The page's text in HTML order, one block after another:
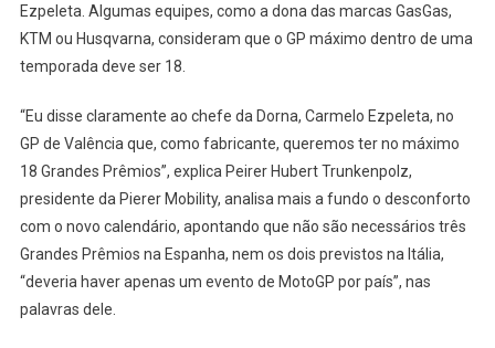
Ezpeleta. Algumas equipes, como a dona das marcas GasGas,
KTM ou Husqvarna, consideram que o GP máximo dentro de uma
temporada deve ser 18.
“Eu disse claramente ao chefe da Dorna, Carmelo Ezpeleta, no
GP de Valência que, como fabricante, queremos ter no máximo
18 Grandes Prêmios”, explica Peirer Hubert Trunkenpolz,
presidente da Pierer Mobility, analisa mais a fundo o desconforto
com o novo calendário, apontando que não são necessários três
Grandes Prêmios na Espanha, nem os dois previstos na Itália,
“deveria haver apenas um evento de MotoGP por país”, nas
palavras dele.